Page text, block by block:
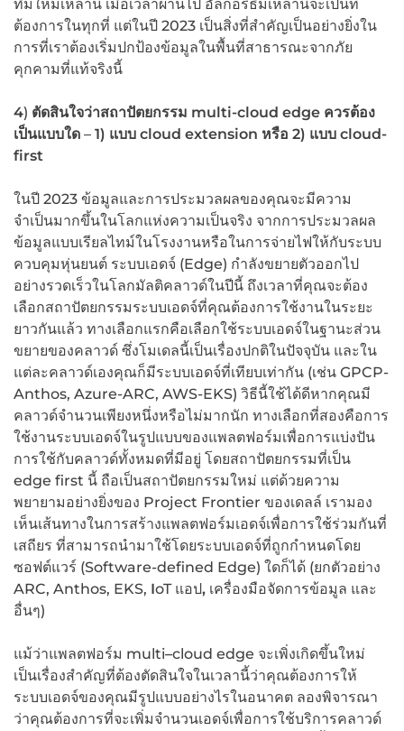
ทึมใหม่เหล่านี้ เมื่อเวลาผ่านไป อัลกอริธึมเหล่านี้จะเป็นที่
ต้องการในทุกที่ แต่ในปี 2023 เป็นสิ่งที่สำคัญเป็นอย่างยิ่งใน
การที่เราต้องเริ่มปกป้องข้อมูลในพื้นที่สาธารณะจากภัย
คุกคามที่แท้จริงนี้
4) ตัดสินใจว่าสถาปัตยกรรม multi-cloud edge ควรต้อง
เป็นแบบใด – 1) แบบ cloud extension หรือ 2) แบบ cloud-
first
ในปี 2023 ข้อมูลและการประมวลผลของคุณจะมีความ
จำเป็นมากขึ้นในโลกแห่งความเป็นจริง จากการประมวลผล
ข้อมูลแบบเรียลไทม์ในโรงงานหรือในการจ่ายไฟให้กับระบบ
ควบคุมหุ่นยนต์ ระบบเอดจ์ (Edge) กำลังขยายตัวออกไป
อย่างรวดเร็วในโลกมัลติคลาวด์ในปีนี้ ถึงเวลาที่คุณจะต้อง
เลือกสถาปัตยกรรมระบบเอดจ์ที่คุณต้องการใช้งานในระยะ
ยาวกันแล้ว ทางเลือกแรกคือเลือกใช้ระบบเอดจ์ในฐานะส่วน
ขยายของคลาวด์ ซึ่งโมเดลนี้เป็นเรื่องปกติในปัจจุบัน และใน
แต่ละคลาวด์เองคุณก็มีระบบเอดจ์ที่เทียบเท่ากัน (เช่น GPCP-
Anthos, Azure-ARC, AWS-EKS) วิธีนี้ใช้ได้ดีหากคุณมี
คลาวด์จำนวนเพียงหนึ่งหรือไม่มากนัก ทางเลือกที่สองคือการ
ใช้งานระบบเอดจ์ในรูปแบบของแพลตฟอร์มเพื่อการแบ่งปัน
การใช้กับคลาวด์ทั้งหมดที่มีอยู่ โดยสถาปัตยกรรมที่เป็น
edge first นี้ ถือเป็นสถาปัตยกรรมใหม่ แต่ด้วยความ
พยายามอย่างยิ่งของ Project Frontier ของเดลล์ เรามอง
เห็นเส้นทางในการสร้างแพลตฟอร์มเอดจ์เพื่อการใช้ร่วมกันที่
เสถียร ที่สามารถนำมาใช้โดยระบบเอดจ์ที่ถูกกำหนดโดย
ซอฟต์แวร์ (Software-defined Edge) ใดก็ได้ (ยกตัวอย่าง
ARC, Anthos, EKS, IoT แอป, เครื่องมือจัดการข้อมูล และ
อื่นๆ)
แม้ว่าแพลตฟอร์ม multi–cloud edge จะเพิ่งเกิดขึ้นใหม่
เป็นเรื่องสำคัญที่ต้องตัดสินใจในเวลานี้ว่าคุณต้องการให้
ระบบเอดจ์ของคุณมีรูปแบบอย่างไรในอนาคต ลองพิจารณา
ว่าคุณต้องการที่จะเพิ่มจำนวนเอดจ์เพื่อการใช้บริการคลาวด์